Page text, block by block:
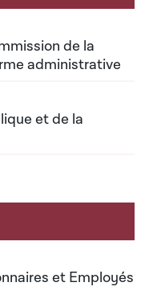
de la
administrative
et de la
et Employés